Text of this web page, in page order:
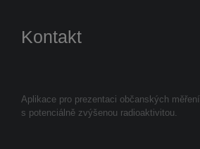
Aplikace pro prezentaci občanských měření
s potenciálně zvýšenou radioaktivitou.
Kontakt